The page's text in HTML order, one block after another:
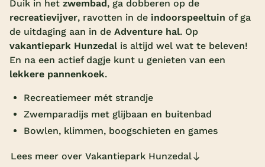
Overdekt zwembad
Wildwaterbaan
Indoor speeltuin
Keuzehulp
Duik in het zwembad, ga dobberen op de
recreatievijver, ravotten in de indoorspeeltuin of ga
de uitdaging aan in de Adventure hal. Op
vakantiepark Hunzedal is altijd wel wat te beleven!
En na een actief dagje kunt u genieten van een
lekkere pannenkoek.
Recreatiemeer mét strandje
Zwemparadijs met glijbaan en buitenbad
Bowlen, klimmen, boogschieten en games
Lees meer over Vakantiepark Hunzedal